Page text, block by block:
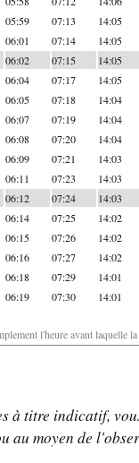
05:59 07:13 14:05
06:01 07:14 14:05
06:02 07:15 14:05
06:04 07:17 14:05
06:05 07:18 14:04
06:07 07:19 14:04
06:08 07:20 14:04
06:09 07:21 14:03
06:11 07:23 14:03
06:12 07:24 14:03
06:14 07:25 14:02
06:15 07:26 14:02
06:16 07:27 14:02
06:18 07:29 14:01
06:19 07:30 14:01
l'heure avant laquelle
à titre indicatif,
au moyen de